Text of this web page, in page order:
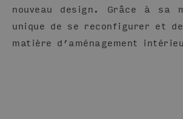
nouveau design. Grâce à
unique de se reconfigurer et
matière d’aménagement